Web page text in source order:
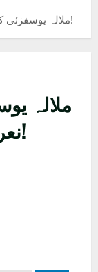
ملالہ یوسفزئی کاتعلیم کا نام نہاد نعرہ پاکستانیوں کیلئے نہیں!
ملالہ
نعرہ پاکستانیوں کیلئے نہیں!